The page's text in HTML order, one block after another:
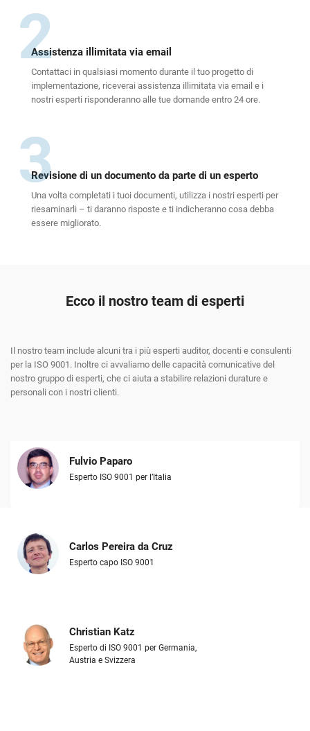
2
Assistenza illimitata via email
Contattaci in qualsiasi momento durante il tuo progetto di
implementazione, riceverai assistenza illimitata via email e i
nostri esperti risponderanno alle tue domande entro 24 ore.
3
Revisione di un documento da parte di un esperto
Una volta completati i tuoi documenti, utilizza i nostri esperti per
riesaminarli – ti daranno risposte e ti indicheranno cosa debba
essere migliorato.
Ecco il nostro team di esperti
Il nostro team include alcuni tra i più esperti auditor, docenti e consulenti
per la ISO 9001. Inoltre ci avvaliamo delle capacità comunicative del
nostro gruppo di esperti, che ci aiuta a stabilire relazioni durature e
personali con i nostri clienti.
Fulvio Paparo
Esperto ISO 9001 per l’Italia
Carlos Pereira da Cruz
Esperto capo ISO 9001
Christian Katz
Esperto di ISO 9001 per Germania,
Austria e Svizzera